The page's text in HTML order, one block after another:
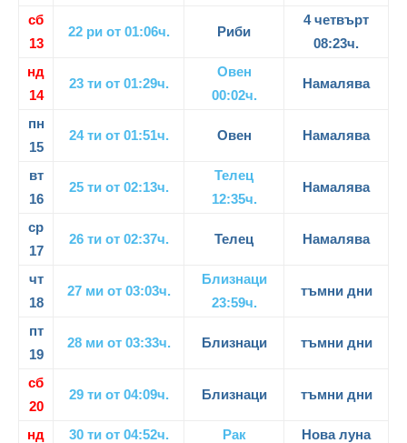
сб
13
22 ри от 01:06ч. Риби
4 четвърт
08:23ч.
нд
14
23 ти от 01:29ч.
Овен
00:02ч.
Намалява
пн
15
24 ти от 01:51ч. Овен Намалява
вт
16
25 ти от 02:13ч.
Телец
12:35ч.
Намалява
ср
17
26 ти от 02:37ч. Телец Намалява
чт
18
27 ми от 03:03ч.
Близнаци
23:59ч.
тъмни дни
пт
19
28 ми от 03:33ч. Близнаци тъмни дни
сб
20
29 ти от 04:09ч. Близнаци тъмни дни
нд
30 ти от 04:52ч.
Рак
Нова луна